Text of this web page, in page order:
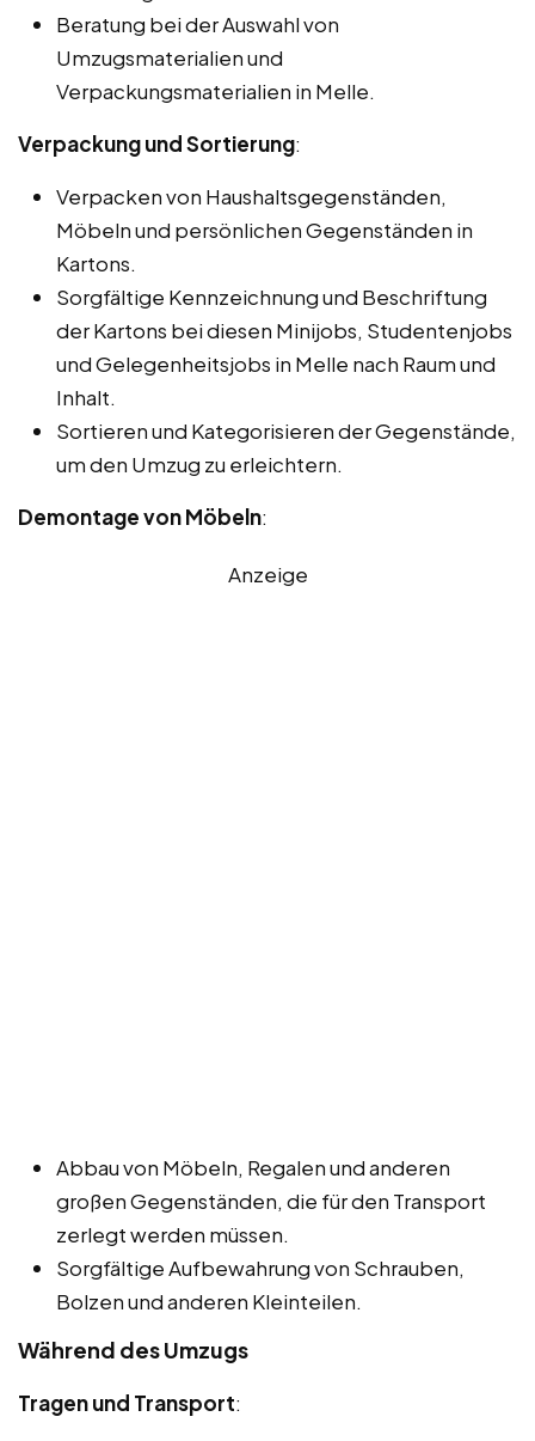
Beratung bei der Auswahl von
Umzugsmaterialien und
Verpackungsmaterialien in Melle.
Verpackung und Sortierung:
Verpacken von Haushaltsgegenständen,
Möbeln und persönlichen Gegenständen in
Kartons.
Sorgfältige Kennzeichnung und Beschriftung
der Kartons bei diesen Minijobs, Studentenjobs
und Gelegenheitsjobs in Melle nach Raum und
Inhalt.
Sortieren und Kategorisieren der Gegenstände,
um den Umzug zu erleichtern.
Demontage von Möbeln:
Anzeige
Abbau von Möbeln, Regalen und anderen
großen Gegenständen, die für den Transport
zerlegt werden müssen.
Sorgfältige Aufbewahrung von Schrauben,
Bolzen und anderen Kleinteilen.
Während des Umzugs
Tragen und Transport: